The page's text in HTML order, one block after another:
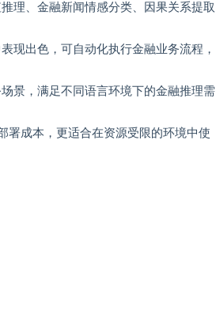
理、金融新闻情感分类、因果关系提取
现出色，可自动化执行金融业务流程，
景，满足不同语言环境下的金融推理需
署成本，更适合在资源受限的环境中使